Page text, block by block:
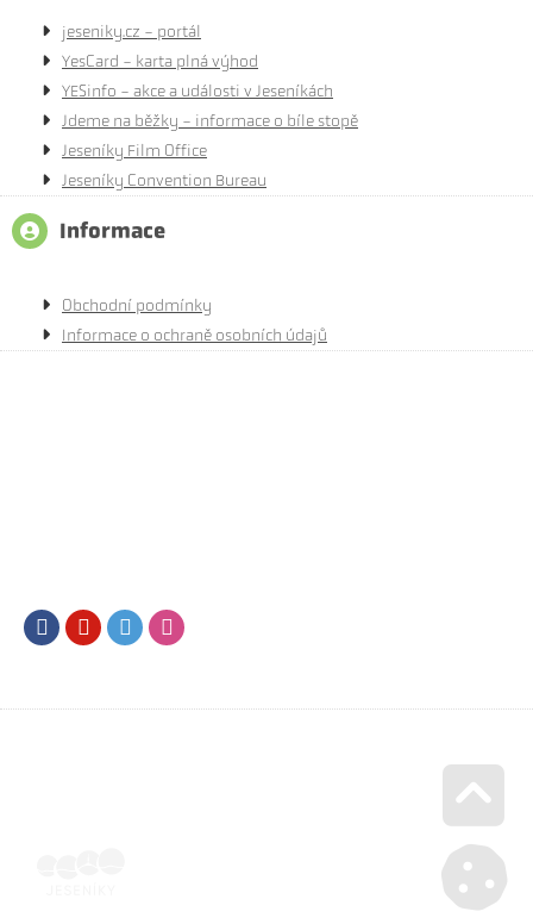
jeseniky.cz - portál
YesCard - karta plná výhod
YESinfo - akce a události v Jeseníkách
Jdeme na běžky - informace o bíle stopě
Jeseníky Film Office
Jeseníky Convention Bureau
Informace
Obchodní podmínky
Informace o ochraně osobních údajů
FacebookYoutubeTwitter
Go